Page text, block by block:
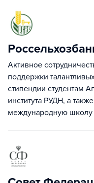
Активное
поддержки
стипендии студентам
института РУДН, а
международную школу